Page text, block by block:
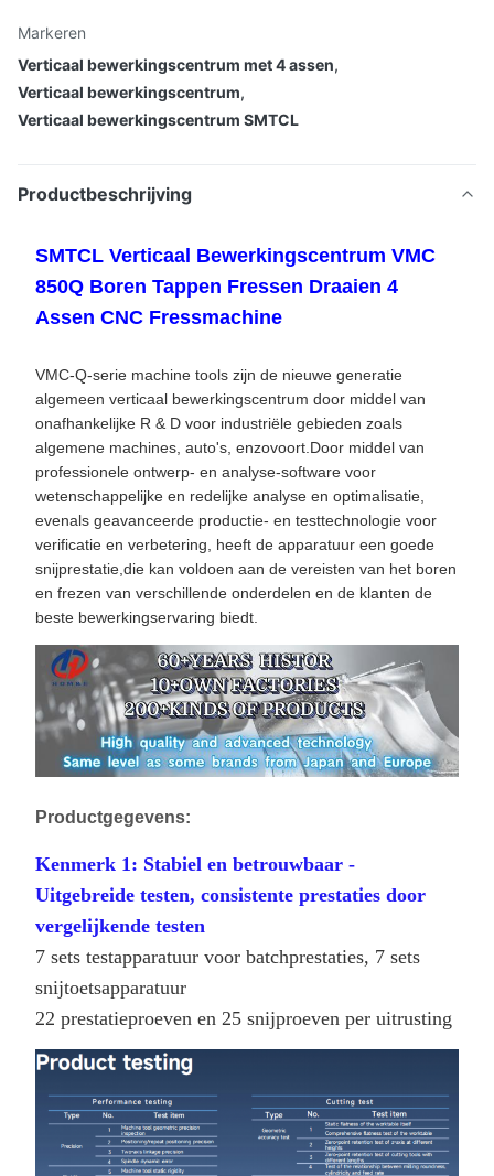
Markeren
Verticaal bewerkingscentrum met 4 assen,
Verticaal bewerkingscentrum,
Verticaal bewerkingscentrum SMTCL
Productbeschrijving
SMTCL Verticaal Bewerkingscentrum VMC
850Q Boren Tappen Fressen Draaien 4
Assen CNC Fressmachine
VMC-Q-serie machine tools zijn de nieuwe generatie
algemeen verticaal bewerkingscentrum door middel van
onafhankelijke R & D voor industriële gebieden zoals
algemene machines, auto's, enzovoort.Door middel van
professionele ontwerp- en analyse-software voor
wetenschappelijke en redelijke analyse en optimalisatie,
evenals geavanceerde productie- en testtechnologie voor
verificatie en verbetering, heeft de apparatuur een goede
snijprestatie,die kan voldoen aan de vereisten van het boren
en frezen van verschillende onderdelen en de klanten de
beste bewerkingservaring biedt.
Productgegevens:
Kenmerk 1: Stabiel en betrouwbaar -
Uitgebreide testen, consistente prestaties door
vergelijkende testen
7 sets testapparatuur voor batchprestaties, 7 sets
snijtoetsapparatuur
22 prestatieproeven en 25 snijproeven per uitrusting